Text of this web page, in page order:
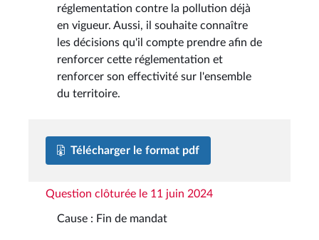
réglementation contre la pollution déjà
en vigueur. Aussi, il souhaite connaître
les décisions qu'il compte prendre afin de
renforcer cette réglementation et
renforcer son effectivité sur l'ensemble
du territoire.
Télécharger le format pdf
Question clôturée le 11 juin 2024
Cause : Fin de mandat